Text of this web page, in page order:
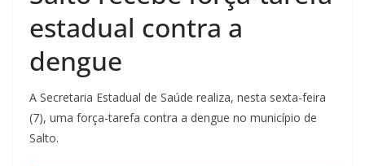
estadual contra a
dengue
A Secretaria Estadual de Saúde realiza, nesta sexta-feira
(7), uma força-tarefa contra a dengue no município de
Salto.